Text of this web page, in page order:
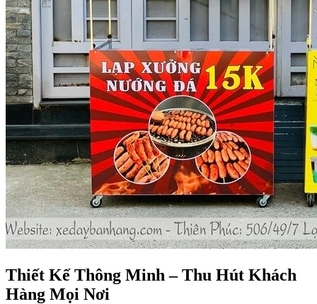
Thiết Kế Thông Minh – Thu Hút Khách
Hàng Mọi Nơi